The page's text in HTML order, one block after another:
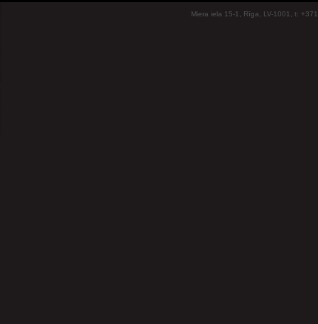
Miera iela 15-1, Rīga, LV-1001, t: